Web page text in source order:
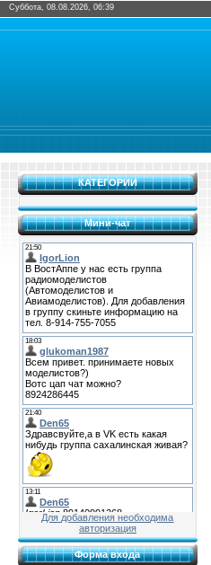
Суббота, 08.08.2026, 06:39
КАТЕГОРИИ
Мини-чат
Для добавления необходима
авторизация
Форма входа